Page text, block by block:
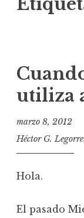
o
n
t
utiliza
marzo 8, 2012
Héctor G.
Hola.
El pasado